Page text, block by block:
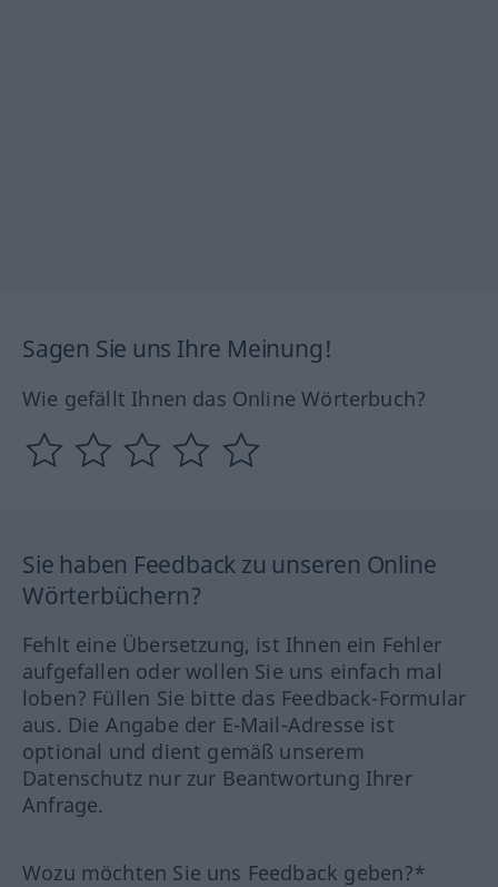
Sagen Sie uns Ihre Meinung!
Wie gefällt Ihnen das Online Wörterbuch?
Sie haben Feedback zu unseren Online
Wörterbüchern?
Fehlt eine Übersetzung, ist Ihnen ein Fehler
aufgefallen oder wollen Sie uns einfach mal
loben? Füllen Sie bitte das Feedback-Formular
aus. Die Angabe der E-Mail-Adresse ist
optional und dient gemäß unserem
Datenschutz nur zur Beantwortung Ihrer
Anfrage.
Wozu möchten Sie uns Feedback geben?*